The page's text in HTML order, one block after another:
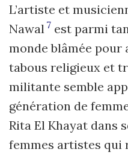
L’artiste et
Nawal 7 est parmi
monde blâmée pour
tabous religieux et
militante semble
génération de
Rita El Khayat dans
femmes artistes